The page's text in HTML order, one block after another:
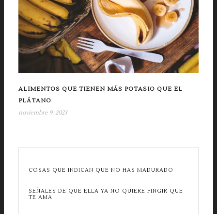
ALIMENTOS QUE TIENEN MÁS POTASIO QUE EL
PLÁTANO
noviembre 9, 2023
COSAS QUE INDICAN QUE NO HAS MADURADO
SEÑALES DE QUE ELLA YA NO QUIERE FINGIR QUE
TE AMA